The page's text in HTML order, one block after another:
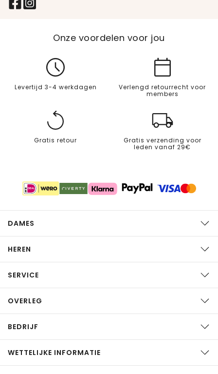
Onze voordelen voor jou
Levertijd 3-4 werkdagen
Verlengd retourrecht voor
members
Gratis retour
Gratis verzending voor
leden vanaf 29€
DAMES
HEREN
SERVICE
OVERLEG
BEDRIJF
WETTELIJKE INFORMATIE